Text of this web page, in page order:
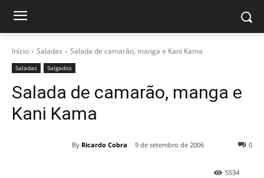
Início Saladas Salada de camarão, manga e Kani Kama
Saladas Salgados
Salada de camarão, manga e
Kani Kama
By Ricardo Cobra 9 de setembro de 2006 0
5534